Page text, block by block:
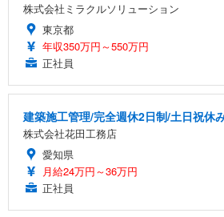
株式会社ミラクルソリューション
東京都
年収350万円～550万円
正社員
建築施工管理/完全週休2日制/土日祝休
株式会社花田工務店
愛知県
月給24万円～36万円
正社員